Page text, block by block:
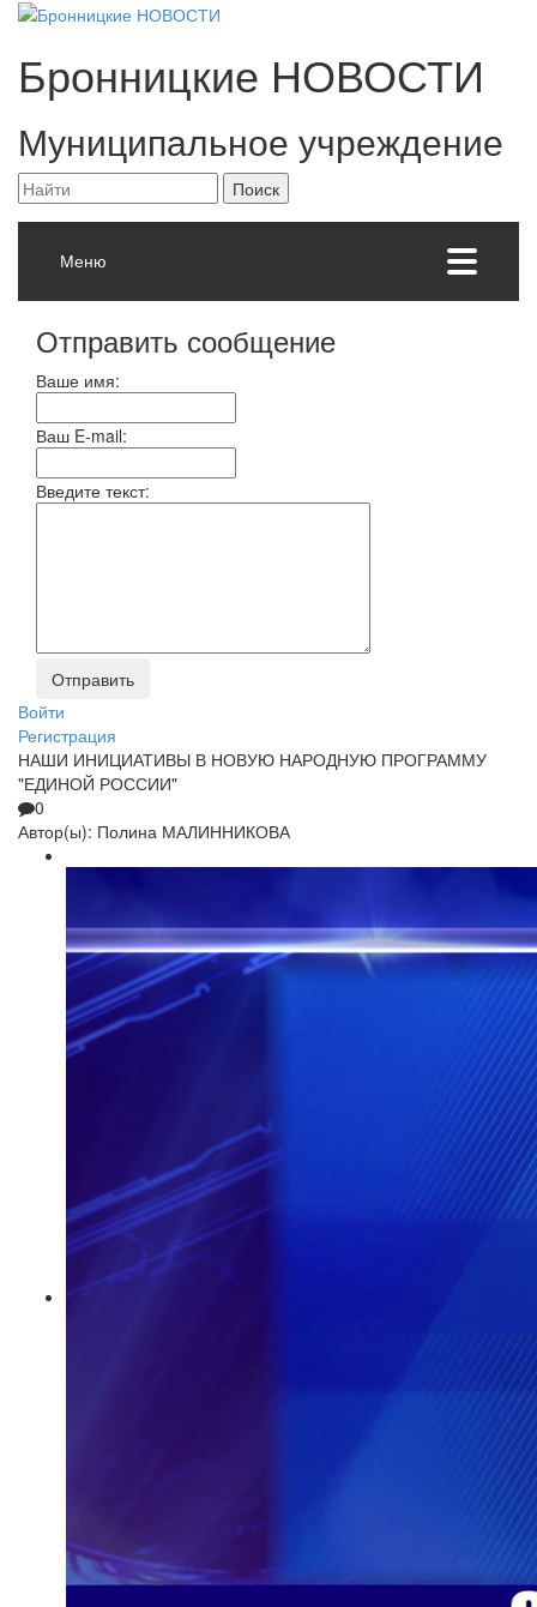
Бронницкие НОВОСТИ
Муниципальное учреждение
Меню
Отправить сообщение
Ваше имя:
Ваш E-mail:
Введите текст:
Войти
Регистрация
НАШИ ИНИЦИАТИВЫ В НОВУЮ НАРОДНУЮ ПРОГРАММУ
"ЕДИНОЙ РОССИИ"
0
Автор(ы): Полина МАЛИННИКОВА